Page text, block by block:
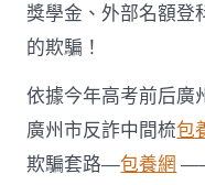
獎學金、外部名額登
的欺騙！
依據今年高考前后廣
廣州市反詐中間梳包
欺騙套路—包養網